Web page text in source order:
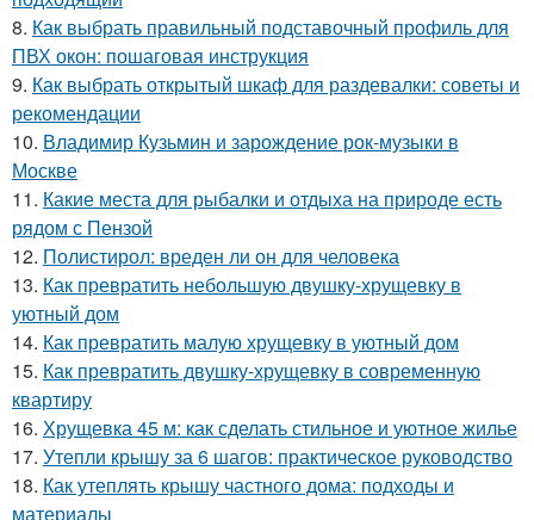
8. Как выбрать правильный подставочный профиль для
ПВХ окон: пошаговая инструкция
9. Как выбрать открытый шкаф для раздевалки: советы и
рекомендации
10. Владимир Кузьмин и зарождение рок-музыки в
Москве
11. Какие места для рыбалки и отдыха на природе есть
рядом с Пензой
12. Полистирол: вреден ли он для человека
13. Как превратить небольшую двушку-хрущевку в
уютный дом
14. Как превратить малую хрущевку в уютный дом
15. Как превратить двушку-хрущевку в современную
квартиру
16. Хрущевка 45 м: как сделать стильное и уютное жилье
17. Утепли крышу за 6 шагов: практическое руководство
18. Как утеплять крышу частного дома: подходы и
материалы